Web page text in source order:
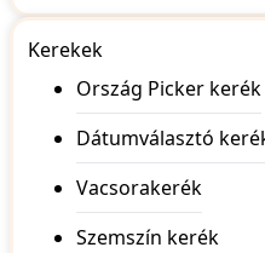
Kerekek
Ország Picker kerék
Dátumválasztó
Vacsorakerék
Szemszín kerék